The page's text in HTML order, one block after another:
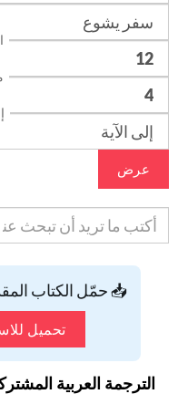
عرض
📥 حمّل الكتاب
تحميل
الترجمة العربية